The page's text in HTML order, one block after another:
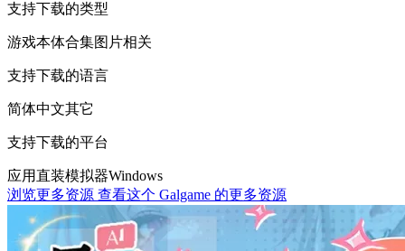
支持下载的类型
游戏本体合集图片相关
支持下载的语言
简体中文其它
支持下载的平台
应用直装模拟器Windows
浏览更多资源 查看这个 Galgame 的更多资源